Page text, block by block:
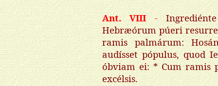
Ant. VIII-
Hebræórum púeri
ramis palmárum:
audísset pópulus, quod
óbviam ei: * Cum ramis
excélsis.